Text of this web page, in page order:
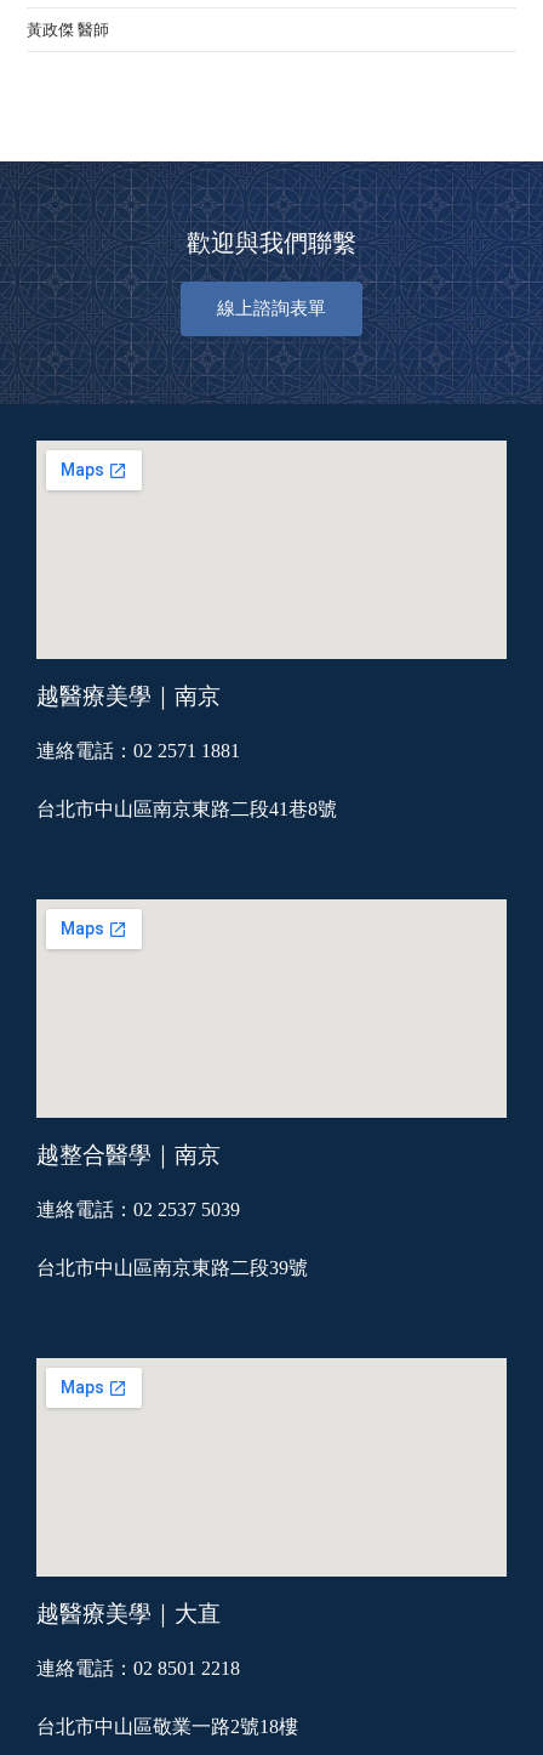
黃政傑 醫師
歡迎與我們聯繫
線上諮詢表單
越醫療美學｜南京
連絡電話：02 2571 1881
台北市中山區南京東路二段41巷8號
越整合醫學｜南京
連絡電話：02 2537 5039
台北市中山區南京東路二段39號
越醫療美學｜大直
連絡電話：02 8501 2218
台北市中山區敬業一路2號18樓